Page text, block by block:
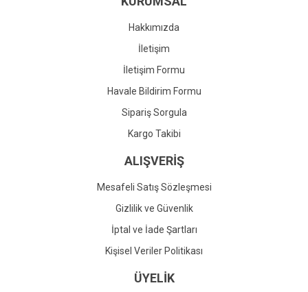
Gönder
Hakkımızda
İletişim
İletişim Formu
Havale Bildirim Formu
Sipariş Sorgula
Kargo Takibi
ALIŞVERİŞ
Mesafeli Satış Sözleşmesi
Gizlilik ve Güvenlik
İptal ve İade Şartları
Kişisel Veriler Politikası
ÜYELİK